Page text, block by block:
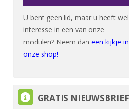
U bent geen lid, maar u heeft wel
interesse in een van onze
modulen? Neem dan een kijkje in
onze shop!
GRATIS NIEUWSBRIEF overslaan
GRATIS NIEUWSBRIEF